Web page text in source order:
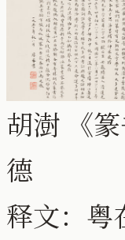
胡澍 《
德
释文：粤